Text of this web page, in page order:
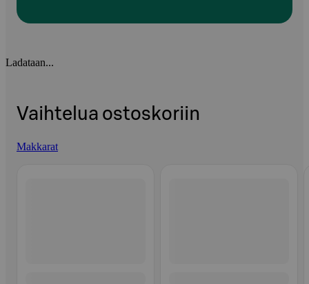
Ladataan...
Vaihtelua ostoskoriin
Makkarat